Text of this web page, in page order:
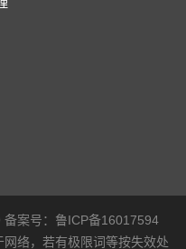
案号： 鲁ICP备16017594
网络，若有极限词等按失效处